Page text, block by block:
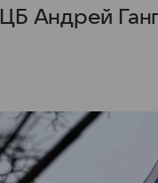
Андрей